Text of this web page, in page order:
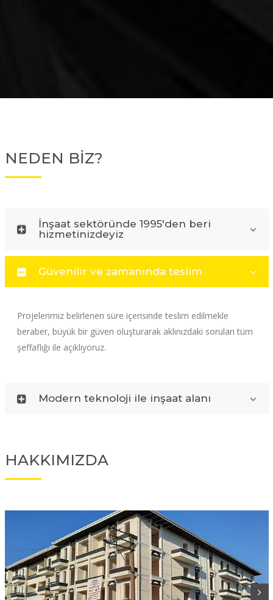
NEDEN BİZ?
İnşaat sektöründe 1995'den beri
hizmetinizdeyiz
Güvenilir ve zamanında teslim
Projelerimiz belirlenen süre içerisinde teslim edilmekle
beraber, büyük bir güven oluşturarak aklınızdaki soruları tüm
şeffaflığı ile açıklıyoruz.
Modern teknoloji ile inşaat alanı
HAKKIMIZDA